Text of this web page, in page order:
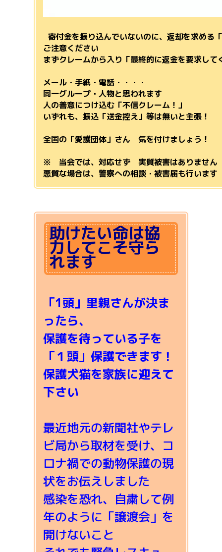
寄付金を振り込んでいないのに、返却を求める
ご注意ください
まずクレームから入り「最終的に返金を要求して
メール・手紙・電話・・・・
同一グループ・人物と思われます
人の善意につけ込む「不信クレーム！」
いずれも、振込「送金控え」等は無いと主張！
全国の「愛護団体」さん 気を付けましょう！
※ 当会では、対応せず 実質被害はありません
悪質な場合は、警察への相談・被害届も行います
助けたい命は協
力してこそ守ら
れます
「1頭」里親さんが決ま
ったら、
保護を待っている子を
「１頭」保護できます！
保護犬猫を家族に迎えて
下さい
最近地元の新聞社やテレ
ビ局から取材を受け、コ
ロナ禍での動物保護の現
状をお伝えしました
感染を恐れ、自粛して例
年のように「譲渡会」を
開けないこと